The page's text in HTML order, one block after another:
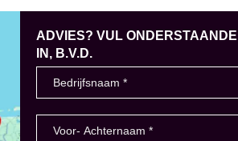
ADVIES? VUL
IN, B.V.D.